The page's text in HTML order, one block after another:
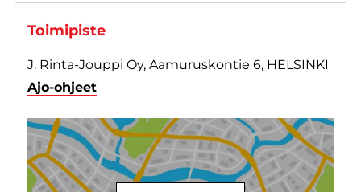
Toimipiste
J. Rinta-Jouppi Oy, Aamuruskontie 6, HELSINKI
Ajo-ohjeet